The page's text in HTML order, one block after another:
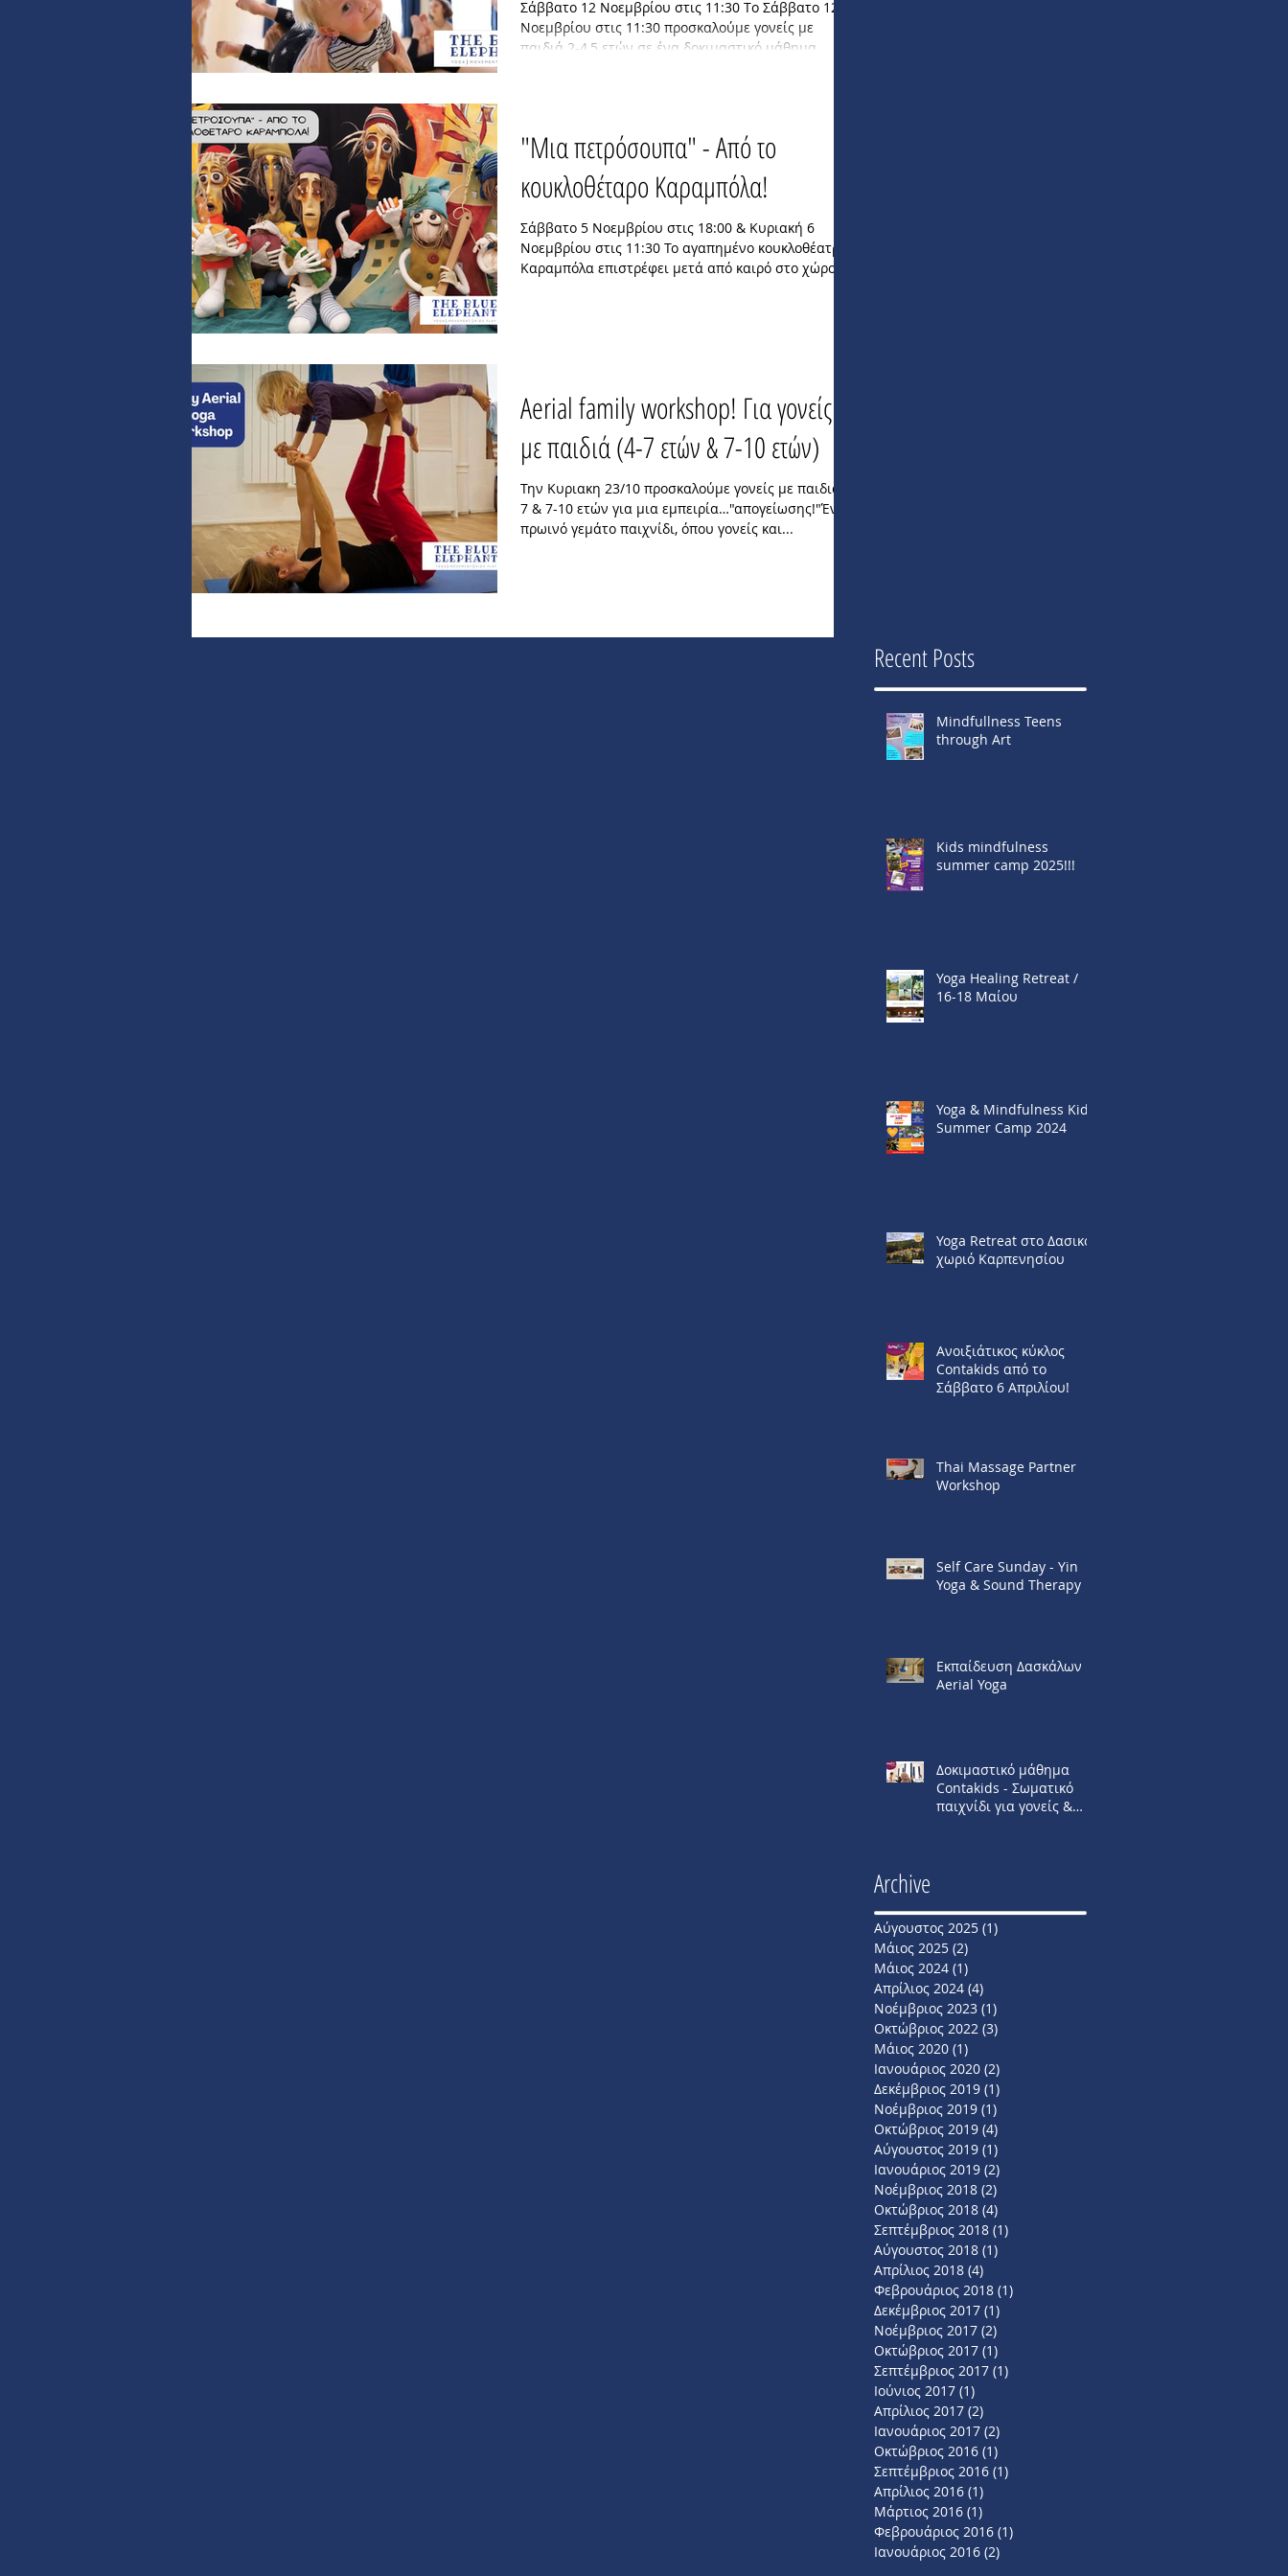
Σάββατο 12 Νοεμβρίου στις 11:30 Tο Σάββατο 12
Νοεμβρίου στις 11:30 προσκαλούμε γονείς με
παιδιά 2-4,5 ετών σε ένα δοκιμαστικό μάθημα...
"Μια πετρόσουπα" - Από το
κουκλοθέταρο Καραμπόλα!
Σάββατο 5 Νοεμβρίου στις 18:00 & Κυριακή 6
Νοεμβρίου στις 11:30 Το αγαπημένο κουκλοθέατρο
Καραμπόλα επιστρέφει μετά από καιρό στο χώρο...
Aerial family workshop! Για γονείς
με παιδιά (4-7 ετών & 7-10 ετών)
Την Κυριακη 23/10 προσκαλούμε γονείς με παιδιά 4-
7 & 7-10 ετών για μια εμπειρία…"απογείωσης!"Ένα
πρωινό γεμάτο παιχνίδι, όπου γονείς και...
Recent Posts
Mindfullness Teens
through Art
Kids mindfulness
summer camp 2025!!!
Yoga Healing Retreat /
16-18 Μαίου
Yoga & Mindfulness Kids
Summer Camp 2024
Yoga Retreat στο Δασικό
χωριό Καρπενησίου
Ανοιξιάτικος κύκλος
Contakids από το
Σάββατο 6 Απριλίου!
Thai Μassage Partner
Workshop
Self Care Sunday - Yin
Yoga & Sound Therapy
Εκπαίδευση Δασκάλων
Aerial Yoga
Δοκιμαστικό μάθημα
Contakids - Σωματικό
παιχνίδι για γονείς &
Archive
Αύγουστος 2025 (1)
Μάιος 2025 (2)
Μάιος 2024 (1)
Απρίλιος 2024 (4)
Νοέμβριος 2023 (1)
Οκτώβριος 2022 (3)
Μάιος 2020 (1)
Ιανουάριος 2020 (2)
Δεκέμβριος 2019 (1)
Νοέμβριος 2019 (1)
Οκτώβριος 2019 (4)
Αύγουστος 2019 (1)
Ιανουάριος 2019 (2)
Νοέμβριος 2018 (2)
Οκτώβριος 2018 (4)
Σεπτέμβριος 2018 (1)
Αύγουστος 2018 (1)
Απρίλιος 2018 (4)
Φεβρουάριος 2018 (1)
Δεκέμβριος 2017 (1)
Νοέμβριος 2017 (2)
Οκτώβριος 2017 (1)
Σεπτέμβριος 2017 (1)
Ιούνιος 2017 (1)
Απρίλιος 2017 (2)
Ιανουάριος 2017 (2)
Οκτώβριος 2016 (1)
Σεπτέμβριος 2016 (1)
Απρίλιος 2016 (1)
Μάρτιος 2016 (1)
Φεβρουάριος 2016 (1)
Ιανουάριος 2016 (2)